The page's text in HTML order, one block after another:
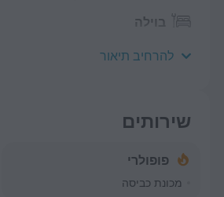
בוילה
לא תשתעמם כי בוילה תמצא אזור ברביקיו.
להרחיב תיאור
שירותים
פופולרי
מכונת כביסה